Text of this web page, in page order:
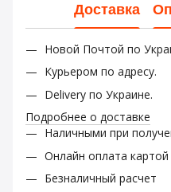
Доставка
Новой Почтой по
Курьером по адресу.
Delivery по Украине.
Подробнее о доставке
Наличными при
Онлайн оплата картой
Безналичный расчет